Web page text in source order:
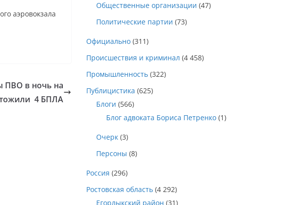
аэровокзала
ПВО в ночь на
4 БПЛА
Общественные организации (47)
Политические партии (73)
Официально (311)
Происшествия и криминал (4 458)
Промышленность (322)
Публицистика (625)
Блоги (566)
Блог адвоката Бориса Петренко (1)
Очерк (3)
Персоны (8)
Россия (296)
Ростовская область (4 292)
Егорлыкский район (31)